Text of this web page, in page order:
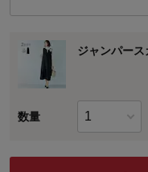
ジャンパース
数量